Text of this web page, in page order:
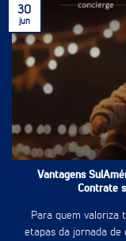
Vantagens
Contrate
Para quem valoriza
etapas da jornada de
30
jun